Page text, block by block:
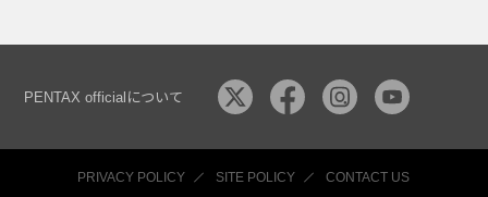
PENTAX officialについて
PRIVACY POLICY SITE POLICY CONTACT US